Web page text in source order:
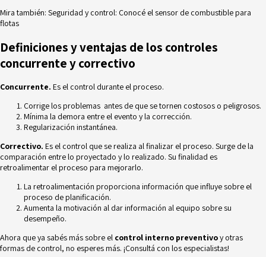
Mira también: Seguridad y control: Conocé el sensor de combustible para
flotas
Definiciones y ventajas de los controles
concurrente y correctivo
Concurrente. Es el control durante el proceso.
Corrige los problemas antes de que se tornen costosos o peligrosos.
Mínima la demora entre el evento y la corrección.
Regularización instantánea.
Correctivo. Es el control que se realiza al finalizar el proceso. Surge de la
comparación entre lo proyectado y lo realizado. Su finalidad es
retroalimentar el proceso para mejorarlo.
La retroalimentación proporciona información que influye sobre el
proceso de planificación.
Aumenta la motivación al dar información al equipo sobre su
desempeño.
Ahora que ya sabés más sobre el control interno preventivoy otras
formas de control, no esperes más. ¡Consultá con los especialistas!